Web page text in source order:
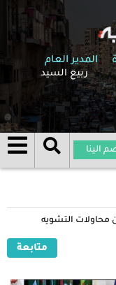
المدير العام
ربيع السيد
الينا
التشويه
متابعة